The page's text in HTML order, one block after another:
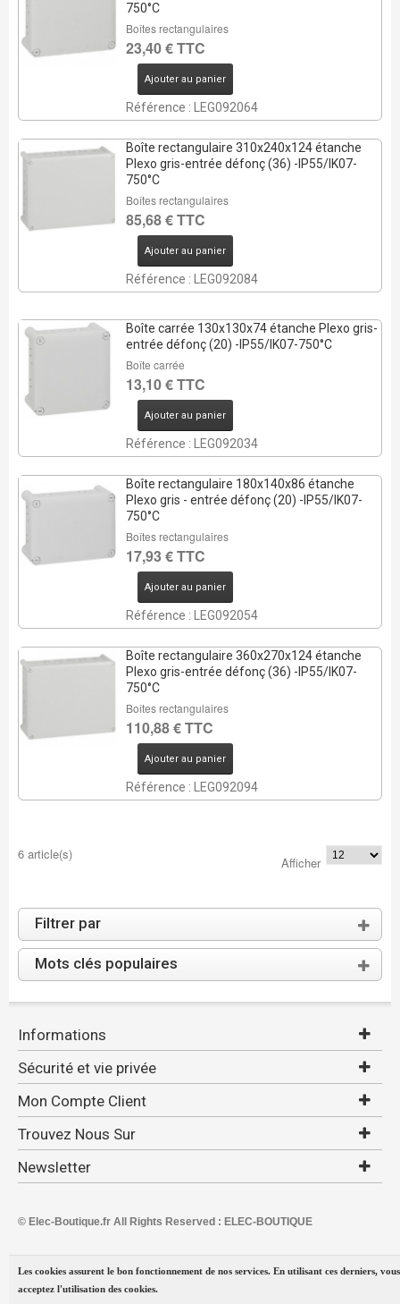
750°C
Boîtes rectangulaires
23,40 € TTC
Ajouter au panier
Référence : LEG092064
Boîte rectangulaire 310x240x124 étanche
Plexo gris-entrée défonç (36) -IP55/IK07-
750°C
Boîtes rectangulaires
85,68 € TTC
Ajouter au panier
Référence : LEG092084
Boîte carrée 130x130x74 étanche Plexo gris-
entrée défonç (20) -IP55/IK07-750°C
Boîte carrée
13,10 € TTC
Ajouter au panier
Référence : LEG092034
Boîte rectangulaire 180x140x86 étanche
Plexo gris - entrée défonç (20) -IP55/IK07-
750°C
Boîtes rectangulaires
17,93 € TTC
Ajouter au panier
Référence : LEG092054
Boîte rectangulaire 360x270x124 étanche
Plexo gris-entrée défonç (36) -IP55/IK07-
750°C
Boîtes rectangulaires
110,88 € TTC
Ajouter au panier
Référence : LEG092094
6 article(s)
Afficher
Filtrer par
Mots clés populaires
Informations
Sécurité et vie privée
Mon Compte Client
Trouvez Nous Sur
Newsletter
© Elec-Boutique.fr All Rights Reserved : ELEC-BOUTIQUE
Les cookies assurent le bon fonctionnement de nos services. En utilisant ces derniers, vous
acceptez l'utilisation des cookies.